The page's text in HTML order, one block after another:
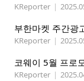
KReporter |
부한마켓 주간
KReporter |
코웨이 5월 프로
KReporter |